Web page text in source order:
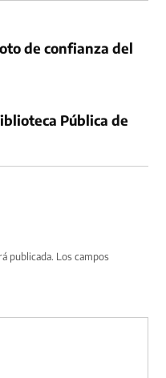
de confianza del
Pública de
publicada. Los campos